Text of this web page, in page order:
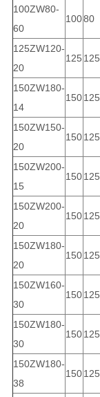
100ZW80-
60
10080
125ZW120-
20
125 125
150ZW180-
14
150125
150ZW150-
20
150125
150ZW200-
15
150125
150ZW200-
20
150125
150ZW180-
20
150125
150ZW160-
30
150125
150ZW180-
30
150125
150ZW180-
38
150125